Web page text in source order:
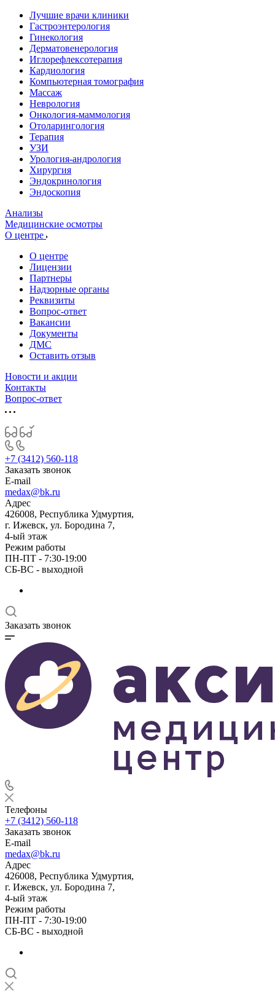
Лучшие врачи клиники
Гастроэнтерология
Гинекология
Дерматовенерология
Иглорефлексотерапия
Кардиология
Компьютерная томография
Массаж
Неврология
Онкология-маммология
Отоларингология
Терапия
УЗИ
Урология-андрология
Хирургия
Эндокринология
Эндоскопия
Анализы
Медицинские осмотры
О центре
О центре
Лицензии
Партнеры
Надзорные органы
Реквизиты
Вопрос-ответ
Вакансии
Документы
ДМС
Оставить отзыв
Новости и акции
Контакты
Вопрос-ответ
+7 (3412) 560-118
Заказать звонок
E-mail
medax@bk.ru
Адрес
426008, Республика Удмуртия,
г. Ижевск, ул. Бородина 7,
4-ый этаж
Режим работы
ПН-ПТ - 7:30-19:00
СБ-ВС - выходной
Заказать звонок
Телефоны
+7 (3412) 560-118
Заказать звонок
E-mail
medax@bk.ru
Адрес
426008, Республика Удмуртия,
г. Ижевск, ул. Бородина 7,
4-ый этаж
Режим работы
ПН-ПТ - 7:30-19:00
СБ-ВС - выходной